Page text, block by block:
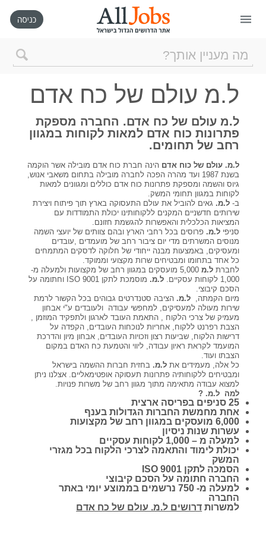
דף הבית
חיפוש חדש
ניהול החיפושים שלי
רכישת AllJobs VIP
כמה אתם שווים?
קורסים אונליין
קורסים אונליין
שדרוג קורות חיים
שאלות נפוצות
התנתקות
ל.מ עולם של כח אדם
ל.מ עולם של כח אדם. החברה מספקת
פתרונות כוח אדם למאות לקוחות במגוון
רחב של תחומים.
ל.מ. עולם של כוח אדם הינה חברת כוח אדם מובילה אשר הוקמה
בשנת 1987 ועד מהרה הפכה לחברה מובילה בתחום משאבי אנוש,
גיוס והשמה ומספקת פתרונות כוח אדם כוללים ומגוונים למאות
לקוחות במגוון תחומי המשק.
ב- ל.מ. גאים להוביל את עולם התעסוקה בארץ תוך פיתוח ויצירת
שירותים חדשניים המקנים ללקוחותינו יכולת התמודדות עם
המציאות הכלכלית והאפשרות להגשמת חזונם.
סניפי ל.מ. פרוסים בכל רחבי הארץ ובהם צוותים של יועצי השמה
מנוסים המשרתים מדי יום ציבור רחב של מועמדים ,עובדים
ומעסיקים, באמצעות מבנה ייחודי של חלוקה לדסקים המתמחים
כל אחד בתחומו ומבטיחים שרות מקצועי וממוקד.
לחברת ל.מ
5,000 מועסקים במגוון רחב של מקצועות ולמעלה מ-
1,000 לקוחות עסקיים.
ל.מ.
מוסמכת לתקן ISO 9001 וחתומה על
הסכם קיבוצי.
מיום הקמתה, ל.מ. הציבה סטנדרטים גבוהים בכל הקשור לרמת
שירות מעולה למעסיקים, למחפשי עבודה ולעובדים ע"י אבחון
מעמיק של צרכי הלקוח , התאמת העובד לארגון ולתפקיד המוזמן ,
הצבת רפרנט ללקוח, אחריות לנוכחות העובדים, הקפדה על
דרישות הלקוח, שביעות רצון וזכויות העובדים, אבחון מיון והדרכת
המועמד לקראת ראיון עבודה, ליווי והטמעת כח האדם במקום
הצבתו ועוד.
כל אלה, מעמידים את ל.מ. בחזית חברות ההשמה בישראל
ומבטיחים ללקוחותיה פתרונות תעסוקה אופטימאליים. אצלנו ניתן
למצוא עבודה מתאימה מתוך מגוון רחב של משרות פנויות.
למה ל.מ. ?
25 סניפים בפריסה ארצית
אחת מחמשת החברות הגדולות בענף
6,000 מועסקים במגוון רחב של מקצועות
עשרות שנות ניסיון
למעלה מ – 1,000 לקוחות עסקיים
יכולת לימוד והתאמה לצרכי הלקוח בכל מגזרי
המשק
הסמכה לתקן ISO 9001
החברה חתומה על הסכם קיבוצי
למעלה מ- 750 נרשמים בממוצע יומי באתר
החברה
למשרות דרושים ל.מ. עולם של כח אדם